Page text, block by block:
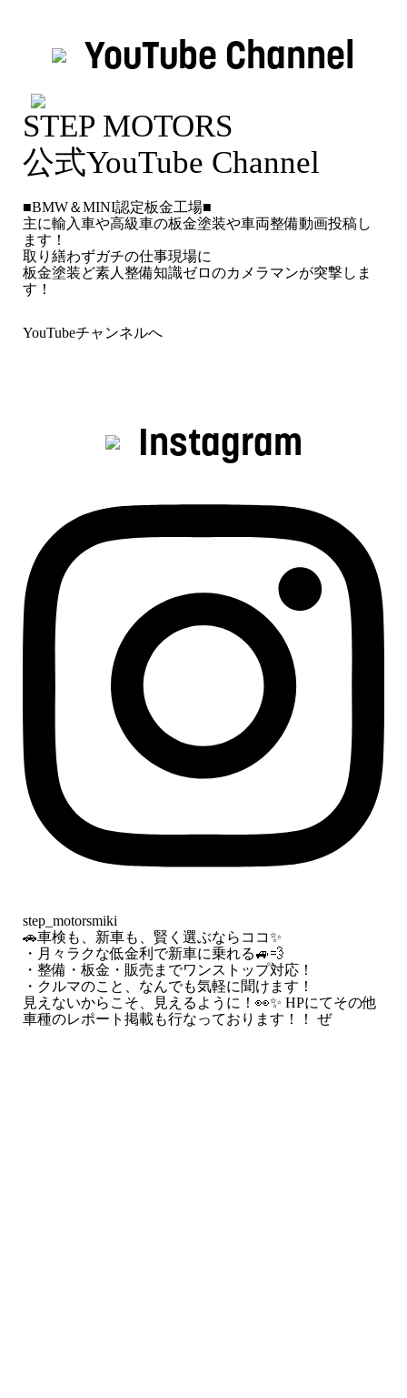
YouTube Channel
STEP MOTORS
公式YouTube Channel
■BMW＆MINI認定板金工場■
主に輸入車や高級車の板金塗装や車両整備動画投稿し
ます！
取り繕わずガチの仕事現場に
板金塗装ど素人整備知識ゼロのカメラマンが突撃しま
す！
YouTubeチャンネルへ
Instagram
step_motorsmiki
🚗車検も、新車も、賢く選ぶならココ✨
・月々ラクな低金利で新車に乗れる🚙💨
・整備・板金・販売までワンストップ対応！
・クルマのこと、なんでも気軽に聞けます！
見えないからこそ、見えるように！👀✨ HPにてその他
車種のレポート掲載も行なっております！！ ぜ